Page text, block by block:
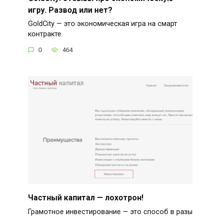
игру. Развод или нет?
GoldCity — это экономическая игра на смарт
контракте.
0 464
Частный капитал — лохотрон!
Грамотное инвестирование — это способ в разы